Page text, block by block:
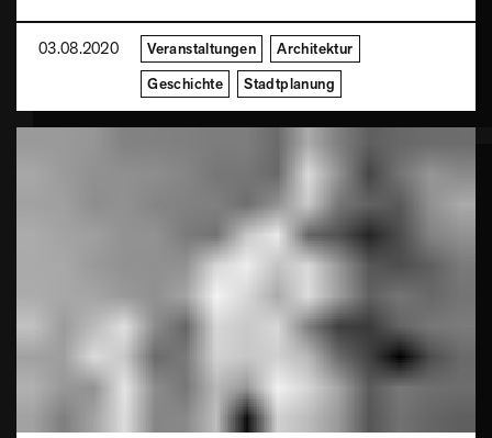
03.08.2020 Veranstaltungen
Architektur
Geschichte
Stadtplanung